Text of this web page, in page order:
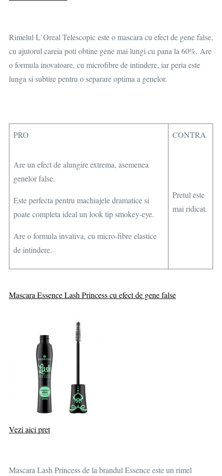
Rimelul L`Oreal Telescopic este o mascara cu efect de gene false,
cu ajutorul careia poti obtine gene mai lungi cu pana la 60%. Are
o formula inovatoare, cu microfibre de intindere, iar peria este
lunga si subtire pentru o separare optima a genelor.
PRO CONTRA
Are un efect de alungire extrema, asemenea
genelor false.
Este perfecta pentru machiajele dramatice si
poate completa ideal un look tip smokey-eye.
Are o formula invativa, cu micro-fibre elastice
de intindere.
Pretul este
mai ridicat.
Mascara Essence Lash Princess cu efect de gene false
Vezi aici pret
Mascara Lash Princess de la brandul Essence este un rimel